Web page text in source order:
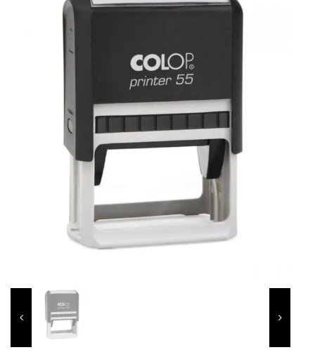
технології. Наш асортимент
– оснащення до печаток та
штампів, самонабірні
штампи, датери та
нумератори, штампи з
бухгалтерськими термінами,
штемпельні подушки та
фарби, витратні матеріали
та штампів, продукція для
пломбування.